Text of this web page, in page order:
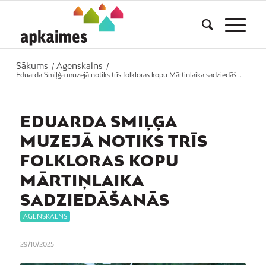
Sākums / Āgenskalns
/
Eduarda Smiļģa muzejā notiks trīs folkloras kopu Mārtiņlaika sadziedāš...
EDUARDA SMIĻĢA
MUZEJĀ NOTIKS TRĪS
FOLKLORAS KOPU
MĀRTIŅLAIKA
SADZIEDĀŠANĀS
ĀGENSKALNS
29/10/2025